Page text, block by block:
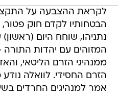
לקראת ההצבעה על
הבטחותיו לקדם חוק
נתניהו, שוחח היום (ראשון)
המזוהים עם יהדות
ממנהיגי הזרם הליטאי,
הזרם החסידי. לוואלה
אמר למנהיגים החרדים